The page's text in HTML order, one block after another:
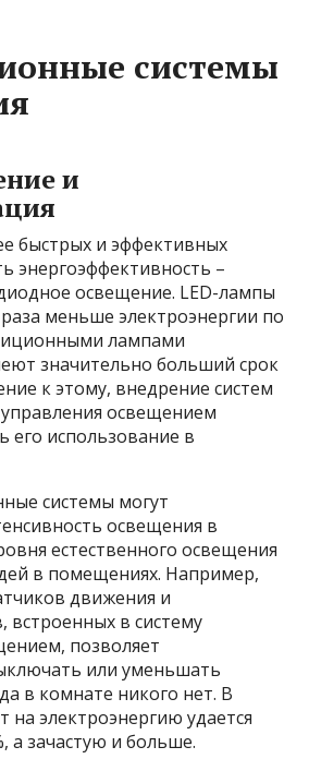
системы
и
быстрых и эффективных
энергоэффективность –
освещение. LED-лампы
меньше электроэнергии по
лампами
значительно больший срок
к этому, внедрение систем
освещением
его использование в
системы могут
освещения в
естественного освещения
в помещениях. Например,
движения и
встроенных в систему
позволяет
или уменьшать
в комнате никого нет. В
на электроэнергию удается
а зачастую и больше.